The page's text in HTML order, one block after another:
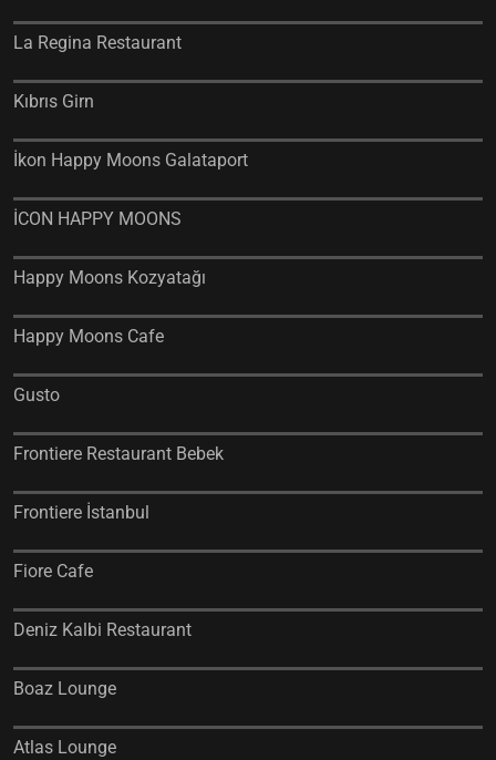
La Regina Restaurant
Kıbrıs Girn
İkon Happy Moons Galataport
İCON HAPPY MOONS
Happy Moons Kozyatağı
Happy Moons Cafe
Gusto
Frontiere Restaurant Bebek
Frontiere İstanbul
Fiore Cafe
Deniz Kalbi Restaurant
Boaz Lounge
Atlas Lounge